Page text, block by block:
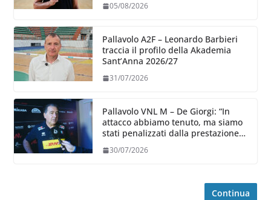
05/08/2026
Pallavolo A2F – Leonardo Barbieri
traccia il profilo della Akademia
Sant’Anna 2026/27
31/07/2026
Pallavolo VNL M – De Giorgi: “In
attacco abbiamo tenuto, ma siamo
stati penalizzati dalla prestazione
30/07/2026
Continua